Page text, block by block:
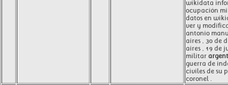
wikidata
ocupación
datos en
ver y
antonio
aires , 30 de
aires , 19 de
militar
guerra de
civiles de su
coronel .